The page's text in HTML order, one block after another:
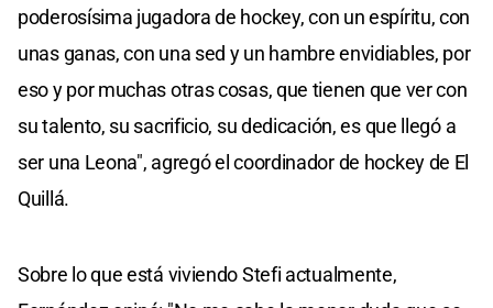
poderosísima jugadora de hockey, con un espíritu, con
unas ganas, con una sed y un hambre envidiables, por
eso y por muchas otras cosas, que tienen que ver con
su talento, su sacrificio, su dedicación, es que llegó a
ser una Leona", agregó el coordinador de hockey de El
Quillá.
Sobre lo que está viviendo Stefi actualmente,